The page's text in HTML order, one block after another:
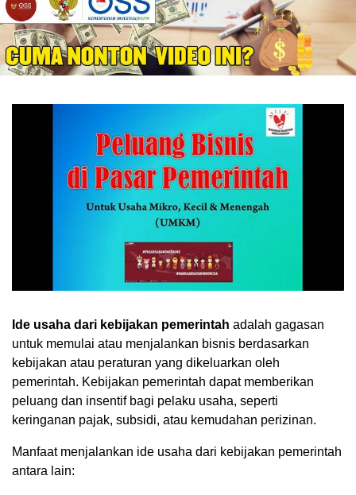
Ide usaha dari kebijakan pemerintah adalah gagasan
untuk memulai atau menjalankan bisnis berdasarkan
kebijakan atau peraturan yang dikeluarkan oleh
pemerintah. Kebijakan pemerintah dapat memberikan
peluang dan insentif bagi pelaku usaha, seperti
keringanan pajak, subsidi, atau kemudahan perizinan.
Manfaat menjalankan ide usaha dari kebijakan pemerintah
antara lain: